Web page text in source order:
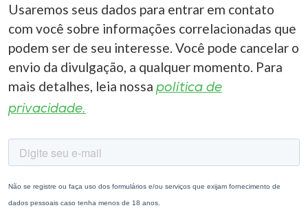
Usaremos seus dados para entrar em contato
com você sobre informações correlacionadas que
podem ser de seu interesse. Você pode cancelar o
envio da divulgação, a qualquer momento. Para
mais detalhes, leia nossa política de
privacidade.